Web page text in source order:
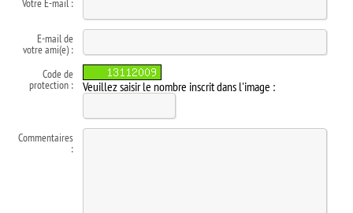
Votre E-mail :
E-mail de
votre ami(e) :
Code de
protection : Veuillez saisir le nombre inscrit dans l'image :
Commentaires
: